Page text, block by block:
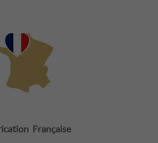
Française